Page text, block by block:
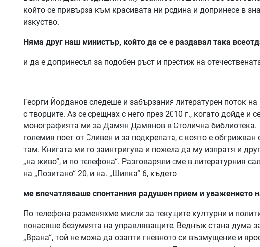
който се привърза към красивата ни родина и допринесе в
изкуство.
Няма друг наш министър, който да се е раздавал така
и да е допринесъл за подобен ръст и престиж на
Георги Йорданов следеше и забързания литературен поток
с творците. Аз се срещнах с него през 2010 г., когато дойде и
монографията ми за Дамян Дамянов в Столична библиотека.
големия поет от Сливен и за подкрепата, с която е
там. Книгата ми го заинтригува и пожела да му изпратя и
„на живо“, и по телефона“. Разговаряли сме в литературния
на „Позитано“ 20, и на. „Шипка“ 6, където
ме впечатляваше спонтанния радушен прием и уважението
По телефона разменяхме мисли за текущите културни и
понасяше безумията на управляващите. Веднъж стана дума
„Врана“, той не можа да озапти гневното си възмущение и